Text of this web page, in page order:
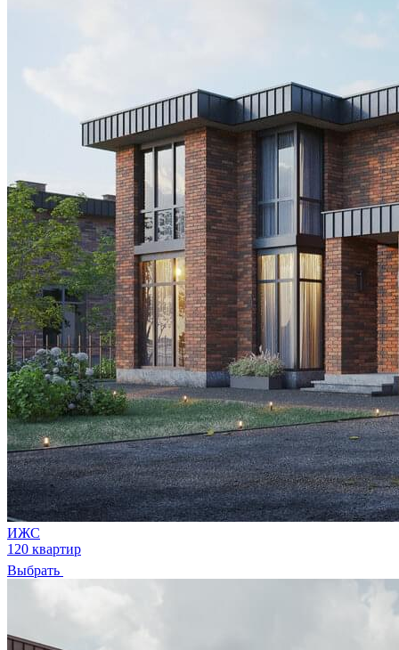
ИЖС
120 квартир
Выбрать